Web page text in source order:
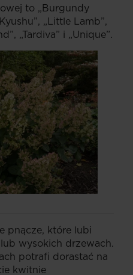
to „Burgundy
„Little Lamb”,
„Tardiva” i „Unique”.
pnącze, które lubi
wysokich drzewach.
potrafi dorastać na
kwitnie